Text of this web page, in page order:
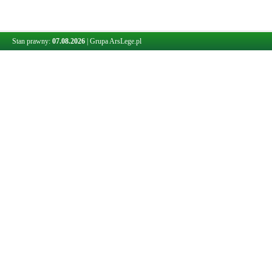
Stan prawny: 07.08.2026 Grupa ArsLege.pl